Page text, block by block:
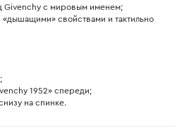
Givenchy с мировым именем;
свойствами и тактильно
1952» спереди;
на спинке.